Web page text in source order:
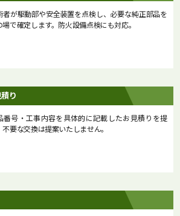
者が駆動部や安全装置を点検し、必要な純正部品を
場で確定します。防火設備点検にも対応。
り
番号・工事内容を具体的に記載したお見積りを提
不要な交換は提案いたしません。